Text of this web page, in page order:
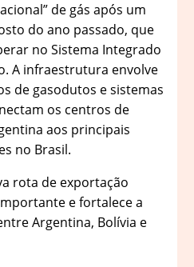
de gás após um
do ano passado, que
no Sistema Integrado
A infraestrutura envolve
de gasodutos e sistemas
os centros de
aos principais
no Brasil.
rota de exportação
e fortalece a
Argentina, Bolívia e